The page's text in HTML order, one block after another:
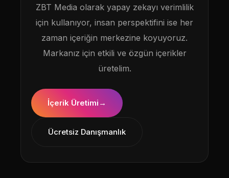
ZBT Media olarak yapay zekayı verimlilik
için kullanıyor, insan perspektifini ise her
zaman içeriğin merkezine koyuyoruz.
Markanız için etkili ve özgün içerikler
üretelim.
İçerik Üretimi →
Ücretsiz Danışmanlık